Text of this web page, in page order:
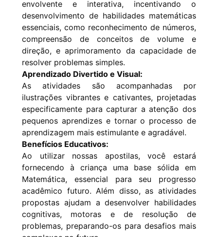
envolvente e interativa, incentivando o
desenvolvimento de habilidades matemáticas
essenciais, como reconhecimento de números,
compreensão de conceitos de volume e
direção, e aprimoramento da capacidade de
resolver problemas simples.
Aprendizado Divertido e Visual:
As atividades são acompanhadas por
ilustrações vibrantes e cativantes, projetadas
especificamente para capturar a atenção dos
pequenos aprendizes e tornar o processo de
aprendizagem mais estimulante e agradável.
Benefícios Educativos:
Ao utilizar nossas apostilas, você estará
fornecendo à criança uma base sólida em
Matemática, essencial para seu progresso
acadêmico futuro. Além disso, as atividades
propostas ajudam a desenvolver habilidades
cognitivas, motoras e de resolução de
problemas, preparando-os para desafios mais